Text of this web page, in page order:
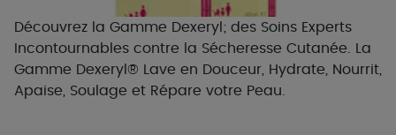
Découvrez la Gamme Dexeryl; des Soins Experts
Incontournables contre la Sécheresse Cutanée. La
Gamme Dexeryl® Lave en Douceur, Hydrate, Nourrit,
Apaise, Soulage et Répare votre Peau.